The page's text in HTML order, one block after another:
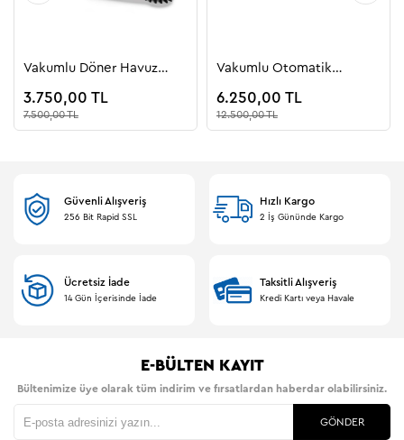
Vakumlu Döner Havuz
3.750,00 TL
7.500,00 TL
Vakumlu Otomatik
6.250,00 TL
12.500,00 TL
Güvenli Alışveriş
256 Bit Rapid SSL
Hızlı Kargo
2 İş Gününde Kargo
Ücretsiz İade
14 Gün İçerisinde İade
Taksitli Alışveriş
Kredi Kartı veya Havale
E-BÜLTEN KAYIT
Bültenimize üye olarak tüm indirim ve fırsatlardan haberdar olabilirsiniz.
GÖNDER